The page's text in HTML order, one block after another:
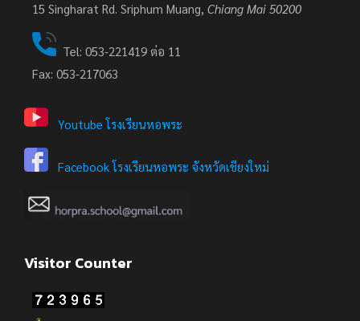
15 Singharat Rd. Sriphum Muang, Chiang Mai 50200
Tel: 053-221419 ต่อ 11
Fax: 053-217063
Youtube โรงเรียนหอพระ
Facebook โรงเรียนหอพระ จังหวัดเชียงใหม่
Visitor Counter